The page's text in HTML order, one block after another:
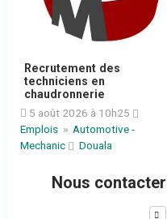
Recrutement des
techniciens en
chaudronnerie
5 août 2026 à 10h25
Emplois » Automotive -
Mechanic
Douala
Nous contacter